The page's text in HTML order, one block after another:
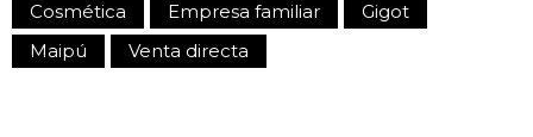
Cosmética Empresa familiar
Gigot
Maipú
Venta directa